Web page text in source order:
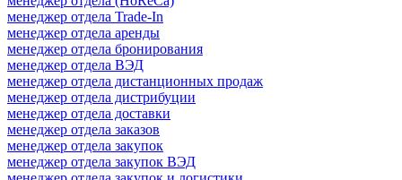
менеджер отдела Trade-In
менеджер отдела аренды
менеджер отдела бронирования
менеджер отдела ВЭД
менеджер отдела дистанционных продаж
менеджер отдела дистрибуции
менеджер отдела доставки
менеджер отдела заказов
менеджер отдела закупок
менеджер отдела закупок ВЭД